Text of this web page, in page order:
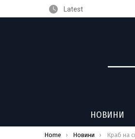
Latest
НОВИНИ
You are here:
Home Новини Краб на снігу: